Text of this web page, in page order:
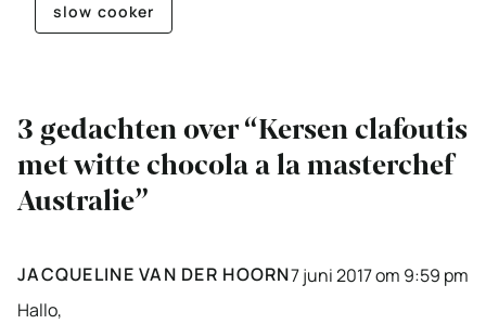
slow cooker
3 gedachten over “Kersen clafoutis
met witte chocola a la masterchef
Australie”
JACQUELINE VAN DER HOORN7 juni 2017 om 9:59 pm
Hallo,